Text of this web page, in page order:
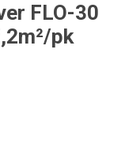
FLO-30
pk